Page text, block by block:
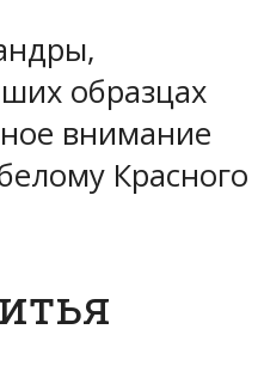
образцах
внимание
Красного